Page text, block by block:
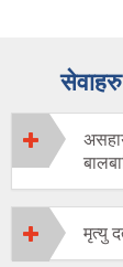
सेवाहरु
मृत्यु